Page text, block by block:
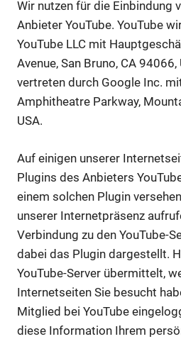
Wir nutzen für die Einbindung
Anbieter YouTube. YouTube
YouTube LLC mit
Avenue, San Bruno, CA 94066,
vertreten durch Google Inc.
Amphitheatre Parkway,
USA.
Auf einigen unserer
Plugins des Anbieters
einem solchen Plugin
unserer Internetpräsenz
Verbindung zu den YouTube-
dabei das Plugin dargestellt.
YouTube-Server übermittelt,
Internetseiten Sie besucht
Mitglied bei YouTube
diese Information Ihrem